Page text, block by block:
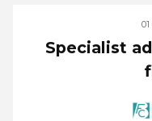
Specialist